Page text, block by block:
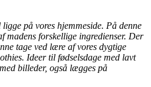
på vores hjemmeside. På denne
madens forskellige ingredienser. Der
tage ved lære af vores dygtige
Ideer til fødselsdage med lavt
billeder, også lægges på